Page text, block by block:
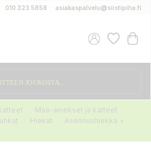
010 323 5858 asiakaspalvelu@siistipiha.fi
Maa-ainekset ja katteet
Hiekat
Asennushiekka +